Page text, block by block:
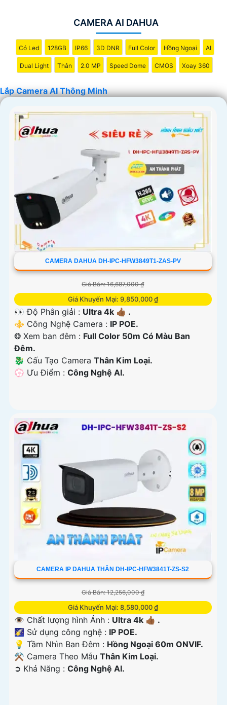
Chúng tôi rất hân hạnh được phục vụ và hợp tác cùng Quý
Trân trọng,
[Công ty TNHH TMDV và đầu ưt An Thành Phát]
CAMERA AI DAHUA
Có Led 128GB IP66 3D DNR Full Color Hồng Ngoại AI
Dual Light Thân 2.0 MP Speed Dome CMOS Xoay 360
Lắp Camera AI Thông Minh
CAMERA DAHUA DH-IPC-HFW3849T1-ZAS-PV
Giá Bán: 16,687,000 ₫
Giá Khuyến Mại: 9,850,000 ₫
👀 Độ Phân giải : Ultra 4k 👍🏾 .
⚜️ Công Nghệ Camera : IP POE.
❂ Xem ban đêm : Full Color 50m Có Màu Ban
Đêm.
🐉️ Cấu Tạo Camera Thân Kim Loại.
️💮 Ưu Điểm : Công Nghệ AI.
CAMERA IP DAHUA THÂN DH-IPC-HFW3841T-ZS-S2
Giá Bán: 12,256,000 ₫
Giá Khuyến Mại: 8,580,000 ₫
👁 Chất lượng hình Ảnh : Ultra 4k 👍🏾 .
🌠 Sử dụng công nghệ : IP POE.
💡 Tầm Nhìn Ban Đêm : Hồng Ngoại 60m ONVIF.
⚒ Camera Theo Mẫu Thân Kim Loại.
️➲ Khả Năng : Công Nghệ AI.